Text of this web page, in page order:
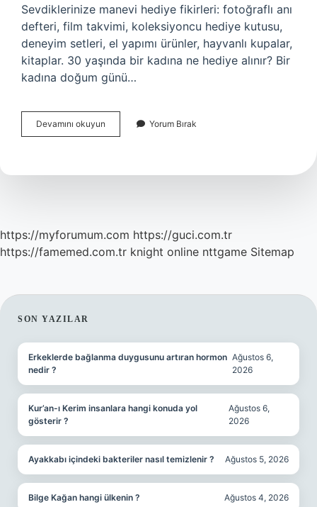
Sevdiklerinize manevi hediye fikirleri: fotoğraflı anı
defteri, film takvimi, koleksiyoncu hediye kutusu,
deneyim setleri, el yapımı ürünler, hayvanlı kupalar,
kitaplar. 30 yaşında bir kadına ne hediye alınır? Bir
kadına doğum günü…
Devamını okuyun
Kadını
Hangi
Yorum Bırak
https://myforumum.com https://guci.com.tr
https://famemed.com.tr knight online nttgame Sitemap
SIDEBAR
SON YAZILAR
Erkeklerde bağlanma duygusunu artıran hormon
nedir ?
Ağustos 6,
2026
Kur’an-ı Kerim insanlara hangi konuda yol
gösterir ?
Ağustos 6,
2026
Ayakkabı içindeki bakteriler nasıl temizlenir ? Ağustos 5, 2026
Bilge Kağan hangi ülkenin ? Ağustos 4, 2026